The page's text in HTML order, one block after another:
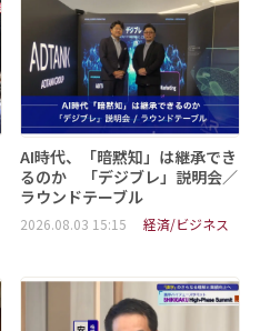
AI時代、「暗黙知」は継承でき
るのか 「デジブレ」説明会／
ラウンドテーブル
2026.08.03 15:15 経済/ビジネス